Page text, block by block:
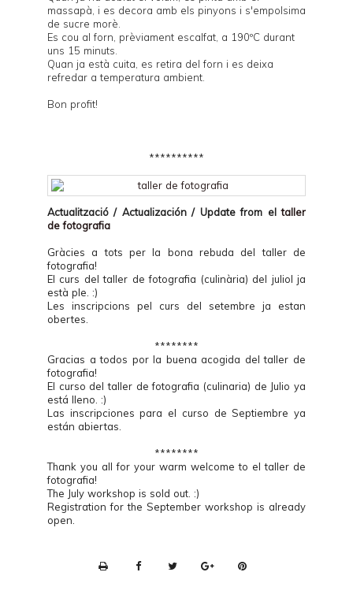
massapà, i es decora amb els pinyons i s'empolsima
de sucre morè.
Es cou al forn, prèviament escalfat, a 190ºC durant
uns 15 minuts.
Quan ja està cuita, es retira del forn i es deixa
refredar a temperatura ambient.
Bon profit!
**********
Actualització / Actualización / Update from eltaller
de fotografia
Gràcies a tots per la bona rebuda del taller de
fotografia!
El curs del taller de fotografia (culinària) del juliol ja
està ple. :)
Les inscripcions pel curs del setembre ja estan
obertes.
********
Gracias a todos por la buena acogida del taller de
fotografia!
El curso del taller de fotografia (culinaria) de Julio ya
está lleno. :)
Las inscripciones para el curso de Septiembre ya
están abiertas.
********
Thank you all for your warm welcome to el taller de
fotografia!
The July workshop is sold out. :)
Registration for the September workshop is already
open.